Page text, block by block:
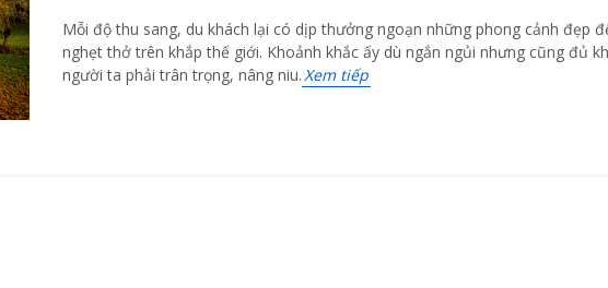
Mỗi độ thu sang, du khách lại có dịp thưởng ngoạn những phong cảnh đẹp
nghẹt thở trên khắp thế giới. Khoảnh khắc ấy dù ngắn ngủi nhưng cũng đủ
người ta phải trân trọng, nâng niu. Xem tiếp